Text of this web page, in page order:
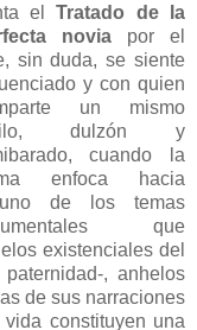
elTratado de la
noviapor el
sin duda, se siente
y con quien
un mismo
dulzón y
cuando la
enfoca hacia
de los temas
que
existenciales del
, anhelos
de sus narraciones
constituyen una